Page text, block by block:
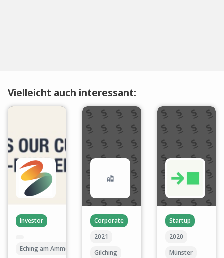
Vielleicht auch interessant:
Investor
Eching am Ammersee
Corporate
2021
Gilching
Startup
2020
Münster